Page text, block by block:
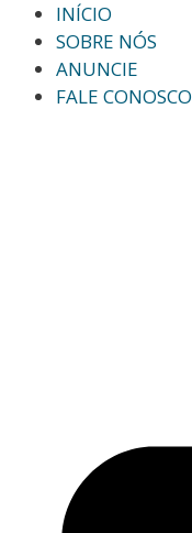
INÍCIO
SOBRE NÓS
ANUNCIE
FALE CONOSCO